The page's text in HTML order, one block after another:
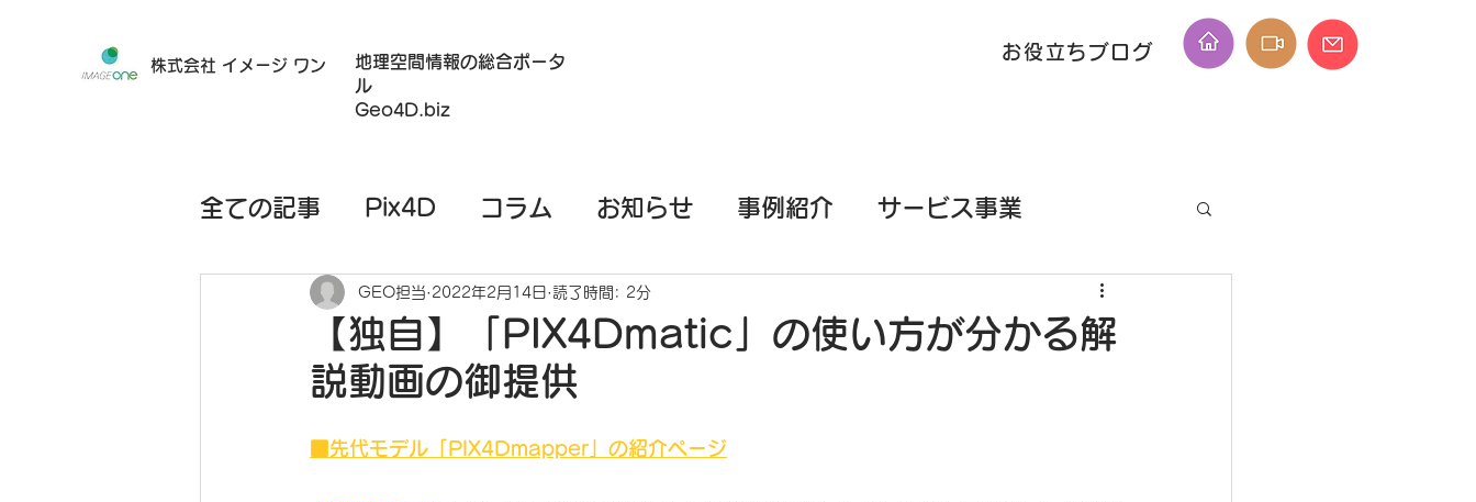
株式会社 イメージ ワン
地理空間情報の総合ポータ
ル
Geo4D.biz
お役立ちブログ
全ての記事 Pix4D コラム お知らせ 事例紹介 サービス事業
ハードウェア モバイル端末（スマホ/タブレット）測量
レンタルサービス PPKGo
【独自】「PIX4Dmatic」の使い方が分かる解
説動画の御提供
GEO担当 2022年2月14日 読了時間: 2分
■先代モデル「PIX4Dmapper」の紹介ページ